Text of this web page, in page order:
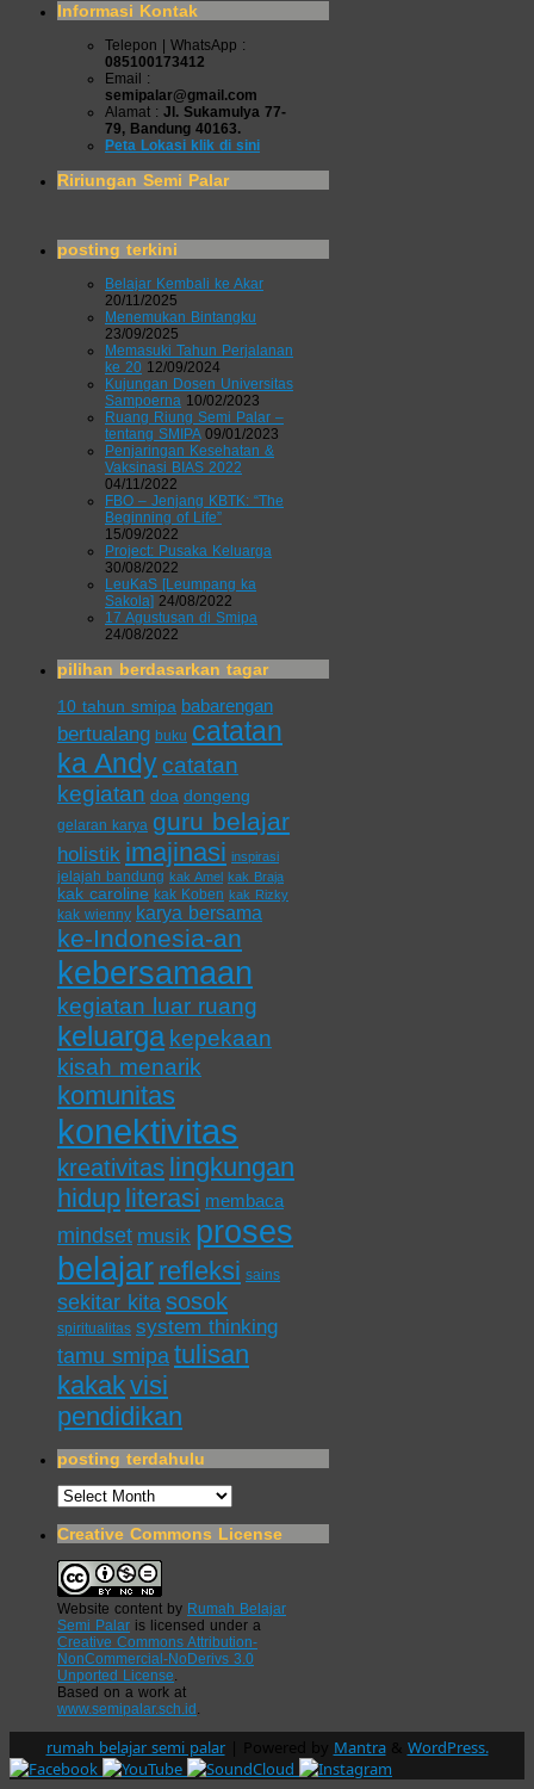
Informasi Kontak
Telepon | WhatsApp :
085100173412
Email :
semipalar@gmail.com
Alamat : Jl. Sukamulya 77-
79, Bandung 40163.
Peta Lokasi klik di sini
Ririungan Semi Palar
posting terkini
Belajar Kembali ke Akar
20/11/2025
Menemukan Bintangku
23/09/2025
Memasuki Tahun Perjalanan
ke 20 12/09/2024
Kujungan Dosen Universitas
Sampoerna 10/02/2023
Ruang Riung Semi Palar –
tentang SMIPA 09/01/2023
Penjaringan Kesehatan &
Vaksinasi BIAS 2022
04/11/2022
FBO – Jenjang KBTK: “The
Beginning of Life”
15/09/2022
Project: Pusaka Keluarga
30/08/2022
LeuKaS [Leumpang ka
Sakola] 24/08/2022
17 Agustusan di Smipa
24/08/2022
pilihan berdasarkan tagar
10 tahun smipa babarengan
bertualang buku catatan
ka Andy catatan
kegiatan doa dongeng
gelaran karya guru belajar
holistik imajinasi inspirasi
jelajah bandung kak Amel kak Braja
kak caroline kak Koben kak Rizky
kak wienny karya bersama
ke-Indonesia-an
kebersamaan
kegiatan luar ruang
keluarga kepekaan
kisah menarik
komunitas
konektivitas
kreativitas lingkungan
hidup literasi membaca
mindset musik proses
belajar refleksi sains
sekitar kita sosok
spiritualitas system thinking
tamu smipa tulisan
kakakvisi
pendidikan
posting terdahulu
posting
terdahulu
Creative Commons License
Website content by Rumah Belajar
Semi Palar is licensed under a
Creative Commons Attribution-
NonCommercial-NoDerivs 3.0
Unported License
Based on a work at
www.semipalar.sch.id
rumah belajar semi palar| Powered by Mantra& WordPress.